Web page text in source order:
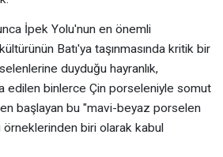
İpek Yolu'nun en önemli
Batı'ya taşınmasında kritik bir
duyduğu hayranlık,
edilen binlerce Çin porseleniyle somut
başlayan bu "mavi-beyaz porselen
örneklerinden biri olarak kabul